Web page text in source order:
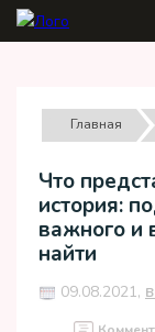
Главная
Что
история:
важного и
найти
09.08.2021,